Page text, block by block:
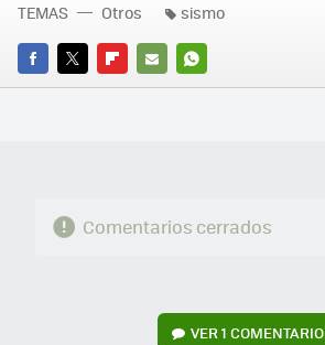
FACEBOOK
TWITTERFLIPBOARD
E-
WHATSAPP
TEMAS Otros sismo
Comentarios cerrados
VER1 COMENTARIO